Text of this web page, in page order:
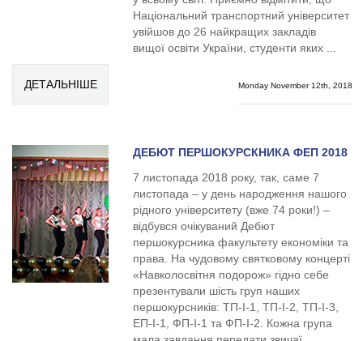
Національний транспортний університет
увійшов до 26 найкращих закладів
вищої освіти України, студенти яких ...
ДЕТАЛЬНІШЕ Monday November 12th, 2018
ДЕБЮТ ПЕРШОКУРСКНИКА ФЕП 2018
7 листопада 2018 року, так, саме 7
листопада – у день народження нашого
рідного університету (вже 74 роки!) –
відбувся очікуваний Дебют
першокурсника факультету економіки та
права. На чудовому святковому концерті
«Навколосвітня подорож» гідно себе
презентували шість груп наших
першокурсників: ТП-І-1, ТП-І-2, ТП-І-3,
ЕП-І-1, ФП-І-1 та ФП-І-2. Кожна група